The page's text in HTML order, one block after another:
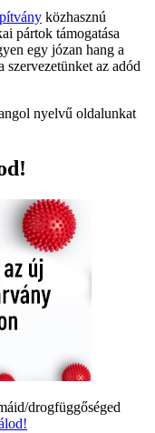
közhasznú
pártok támogatása
egy józan hang a
az adód
nyelvű oldalunkat
drogfüggőséged